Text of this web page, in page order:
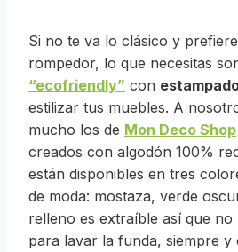
Si no te va lo clásico y
rompedor, lo que necesitas
“ecofriendly” con
estilizar tus muebles. A
mucho los de Mon Deco Shop
creados con algodón 100%
están disponibles en tres
de moda: mostaza, verde
relleno es extraíble así que
para lavar la funda, siempre y